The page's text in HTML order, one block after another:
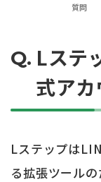
質問
Lステ
式ア
Lステップは
る拡張ツール